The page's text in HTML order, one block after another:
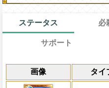
ステータス
画像 タイ
必
通常
サポート
自分の基
一味の攻